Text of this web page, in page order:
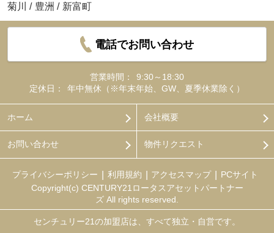
菊川
/ 豊洲 / 新富町
電話でお問い合わせ
営業時間：
9:30～18:30
定休日：
年中無休（※年末年始、GW、夏季休業除く）
ホーム 会社概要
お問い合わせ 物件リクエスト
プライバシーポリシー 利用規約 アクセスマップ
PCサイト
Copyright(c) CENTURY21ロータスアセットパートナー
ズ All rights reserved.
センチュリー21の加盟店は、すべて独立・自営です。